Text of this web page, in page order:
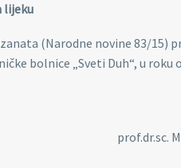
lijeku
(Narodne novine 83/15)
bolnice „Sveti Duh“, u roku
prof.dr.sc.